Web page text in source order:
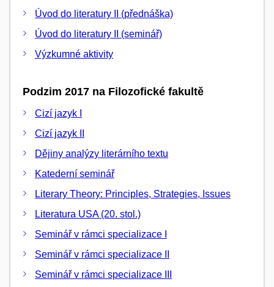
Úvod do literatury II (přednáška)
Úvod do literatury II (seminář)
Výzkumné aktivity
Podzim 2017 na Filozofické fakultě
Cizí jazyk I
Cizí jazyk II
Dějiny analýzy literárního textu
Katederní seminář
Literary Theory: Principles, Strategies, Issues
Literatura USA (20. stol.)
Seminář v rámci specializace I
Seminář v rámci specializace II
Seminář v rámci specializace III